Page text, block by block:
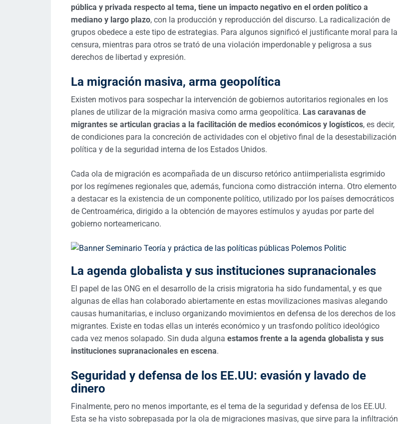
pública y privada respecto al tema, tiene un impacto negativo en el orden político a
mediano y largo plazo, con la producción y reproducción del discurso. La radicalización de
grupos obedece a este tipo de estrategias. Para algunos significó el justificante moral para la
censura, mientras para otros se trató de una violación imperdonable y peligrosa a sus
derechos de libertad y expresión.
La migración masiva, arma geopolítica
Existen motivos para sospechar la intervención de gobiernos autoritarios regionales en los
planes de utilizar de la migración masiva como arma geopolítica. Las caravanas de
migrantes se articulan gracias a la facilitación de medios económicos y logísticos, es decir,
de condiciones para la concreción de actividades con el objetivo final de la desestabilización
política y de la seguridad interna de los Estados Unidos.
Cada ola de migración es acompañada de un discurso retórico antiimperialista esgrimido
por los regímenes regionales que, además, funciona como distracción interna. Otro elemento
a destacar es la existencia de un componente político, utilizado por los países democráticos
de Centroamérica, dirigido a la obtención de mayores estímulos y ayudas por parte del
gobierno norteamericano.
La agenda globalista y sus instituciones supranacionales
El papel de las ONG en el desarrollo de la crisis migratoria ha sido fundamental, y es que
algunas de ellas han colaborado abiertamente en estas movilizaciones masivas alegando
causas humanitarias, e incluso organizando movimientos en defensa de los derechos de los
migrantes. Existe en todas ellas un interés económico y un trasfondo político ideológico
cada vez menos solapado. Sin duda alguna estamos frente a la agenda globalista y sus
instituciones supranacionales en escena.
Seguridad y defensa de los EE.UU: evasión y lavado de
dinero
Finalmente, pero no menos importante, es el tema de la seguridad y defensa de los EE.UU.
Esta se ha visto sobrepasada por la ola de migraciones masivas, que sirve para la infiltración